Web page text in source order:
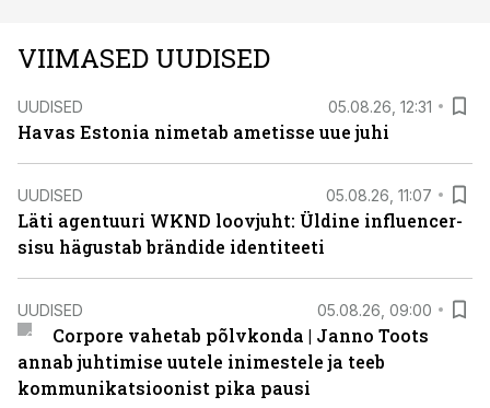
VIIMASED UUDISED
UUDISED 05.08.26, 12:31
Havas Estonia nimetab ametisse uue juhi
UUDISED 05.08.26, 11:07
Läti agentuuri WKND loovjuht: Üldine influencer-
sisu hägustab brändide identiteeti
UUDISED 05.08.26, 09:00
Corpore vahetab põlvkonda | Janno Toots
annab juhtimise uutele inimestele ja teeb
kommunikatsioonist pika pausi